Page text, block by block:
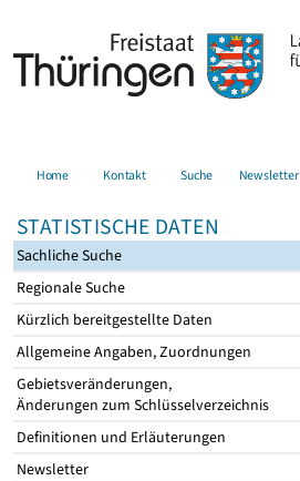
Home Kontakt Suche Newsletter
STATISTISCHE DATEN
Sachliche Suche
Regionale Suche
Kürzlich bereitgestellte Daten
Allgemeine Angaben, Zuordnungen
Gebietsveränderungen,
Änderungen zum Schlüsselverzeichnis
Definitionen und Erläuterungen
Newsletter